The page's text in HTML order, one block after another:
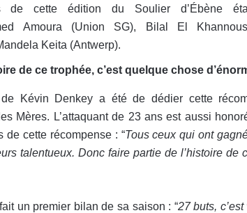
de cette édition du Soulier d’Ébène
Amoura (Union SG), Bilal El
Keita (Antwerp).
de ce trophée, c’est quelque chose
de Kévin Denkey a été de dédier cette
Mères. L’attaquant de 23 ans est aussi
de cette récompense : “Tous ceux qui ont
talentueux. Donc faire partie de l’histoire de
un premier bilan de sa saison : “27 buts,